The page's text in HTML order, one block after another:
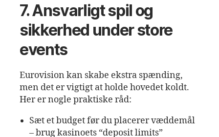
7. Ansvarligt spil og
sikkerhed under store
events
Eurovision kan skabe ekstra spænding,
men det er vigtigt at holde hovedet koldt.
Her er nogle praktiske råd:
Sæt et budget før du placerer væddemål
– brug kasinoets “deposit limits”